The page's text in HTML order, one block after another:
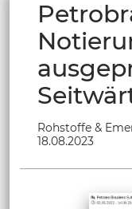
Rohstoffe &
18.08.2023